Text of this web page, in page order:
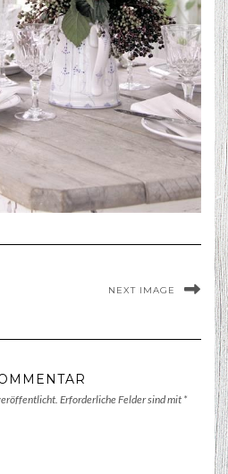
NEXT IMAGE
Erforderliche Felder sind mit *